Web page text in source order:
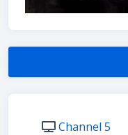
Channel 5